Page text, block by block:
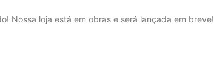
Nossa loja está em obras e será lançada em breve!